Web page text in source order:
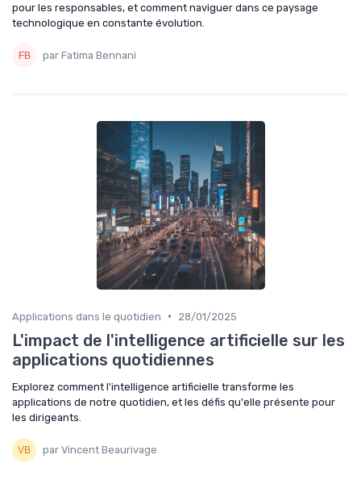
pour les responsables, et comment naviguer dans ce paysage
technologique en constante évolution.
par Fatima Bennani
Applications dans le quotidien • 28/01/2025
L'impact de l'intelligence artificielle sur les
applications quotidiennes
Explorez comment l'intelligence artificielle transforme les
applications de notre quotidien, et les défis qu'elle présente pour
les dirigeants.
par Vincent Beaurivage